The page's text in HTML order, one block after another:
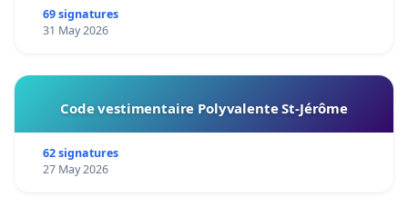
69 signatures
31 May 2026
Code vestimentaire Polyvalente St-Jérôme
62 signatures
27 May 2026